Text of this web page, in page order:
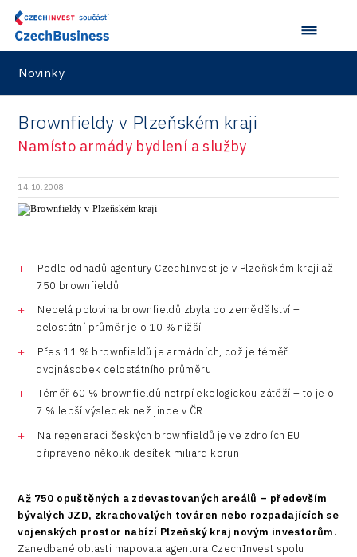
Novinky
Brownfieldy v Plzeňském kraji
Namísto armády bydlení a služby
14.10.2008
Podle odhadů agentury CzechInvest je v Plzeňském kraji až
750 brownfieldů
Necelá polovina brownfieldů zbyla po zemědělství –
celostátní průměr je o 10 % nižší
Přes 11 % brownfieldů je armádních, což je téměř
dvojnásobek celostátního průměru
Téměř 60 % brownfieldů netrpí ekologickou zátěží – to je o
7 % lepší výsledek než jinde v ČR
Na regeneraci českých brownfieldů je ve zdrojích EU
připraveno několik desítek miliard korun
Až 750 opuštěných a zdevastovaných areálů – především
bývalých JZD, zkrachovalých továren nebo rozpadajících se
vojenských prostor nabízí Plzeňský kraj novým investorům.
Zanedbané oblasti mapovala agentura CzechInvest spolu